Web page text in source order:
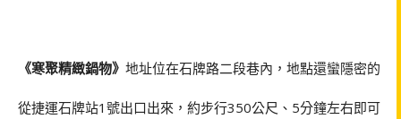
《寒聚精緻鍋物》 地址位在石牌路二段巷內，地點還蠻隱密的
從捷運石牌站1號出口出來，約步行350公尺、5分鐘左右即可